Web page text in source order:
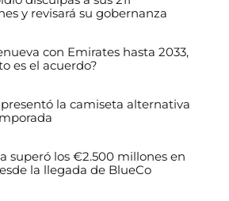
y revisará su gobernanza
con Emirates hasta 2033,
es el acuerdo?
la camiseta alternativa
superó los €2.500 millones en
la llegada de BlueCo